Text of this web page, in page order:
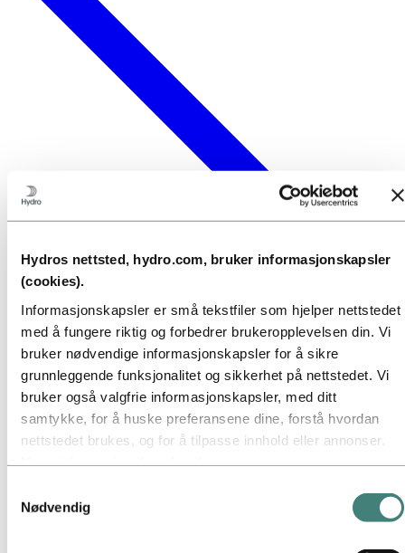
Hydros nettsted, hydro.com, bruker informasjonskapsler
(cookies).
Informasjonskapsler er små tekstfiler som hjelper nettstedet
med å fungere riktig og forbedrer brukeropplevelsen din. Vi
bruker nødvendige informasjonskapsler for å sikre
grunnleggende funksjonalitet og sikkerhet på nettstedet. Vi
bruker også valgfrie informasjonskapsler, med ditt
samtykke, for å huske preferansene dine, forstå hvordan
nettstedet brukes, og for å tilpasse innhold eller annonser.
analyse eller annonsering. Disse tredjepartene kan
nettsted med annen informasjon du har gitt dem, eller som
Nødvendig